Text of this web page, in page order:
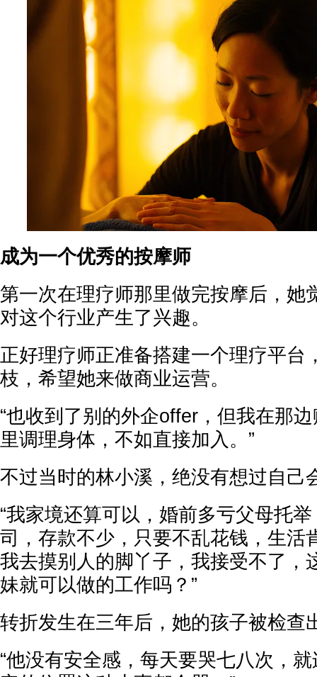
成为一个优秀的按摩师
第一次在理疗师那里做完按摩后，她
对这个行业产生了兴趣。
正好理疗师正准备搭建一个理疗平台
枝，希望她来做商业运营。
“也收到了别的外企offer，但我在那
里调理身体，不如直接加入。”
不过当时的林小溪，绝没有想过自己
“我家境还算可以，婚前多亏父母托
司，存款不少，只要不乱花钱，生活
我去摸别人的脚丫子，我接受不了，
妹就可以做的工作吗？”
转折发生在三年后，她的孩子被检查
“他没有安全感，每天要哭七八次，